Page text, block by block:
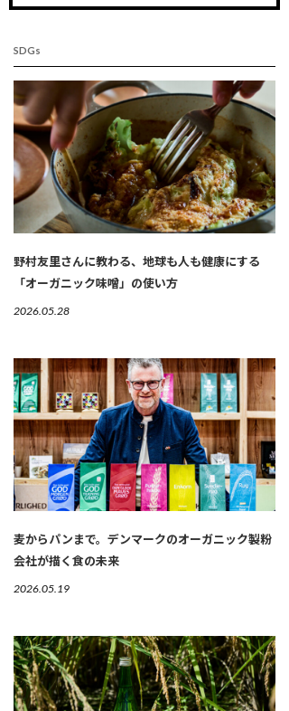
SDGs
野村友里さんに教わる、地球も人も健康にする
「オーガニック味噌」の使い方
2026.05.28
麦からパンまで。デンマークのオーガニック製粉
会社が描く食の未来
2026.05.19